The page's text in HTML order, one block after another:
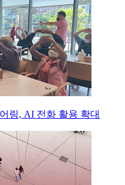
링, AI 전화 활용 확대